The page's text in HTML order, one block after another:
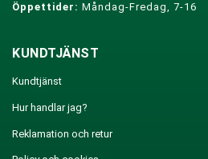
Öppettider: Måndag-Fredag, 7-16
KUNDTJÄNST
Kundtjänst
Hur handlar jag?
Reklamation och retur